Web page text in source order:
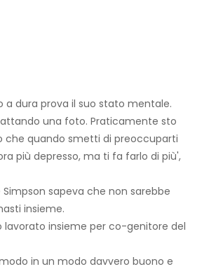
dura prova il suo stato mentale.
una foto. Praticamente sto
che quando smetti di preoccuparti
più depresso, ma ti fa farlo di più',
sapeva che non sarebbe
insieme.
lavorato insieme per co-genitore del
in un modo davvero buono e